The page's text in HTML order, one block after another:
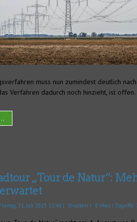
muss nun zumindest deutlich
Verfahren dadurch noch hinzieht, ist offen.
„Tour de Natur“:
31. Juli 2015 12:48 | Drucken | E-Mail | Zugriffe: